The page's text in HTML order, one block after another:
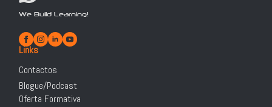
We Build Learning!
Links
Contactos
Blogue/Podcast
Oferta Formativa